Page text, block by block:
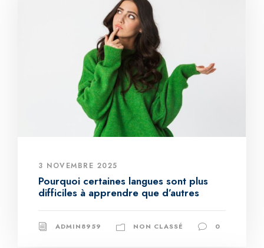
3 NOVEMBRE 2025
Pourquoi certaines langues sont plus
difficiles à apprendre que d’autres
ADMIN8959 NON CLASSÉ 0